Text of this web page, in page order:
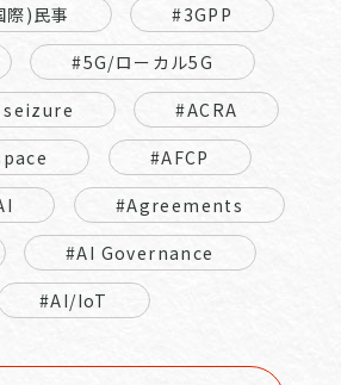
際)民事
#3GPP
#5G/ローカル5G
#ACRA
#AFCP
#Agreements
#AI Governance
#AI/IoT